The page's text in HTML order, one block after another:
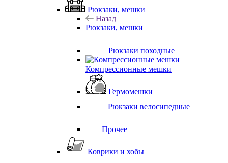
Рюкзаки, мешки
Назад
Рюкзаки, мешки
Рюкзаки походные
Компрессионные мешки
Гермомешки
Рюкзаки велосипедные
Прочее
Коврики и хобы